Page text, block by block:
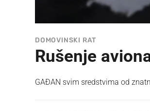
DOMOVINSKI RAT
Rušenje
GAĐAN svim sredstvima od